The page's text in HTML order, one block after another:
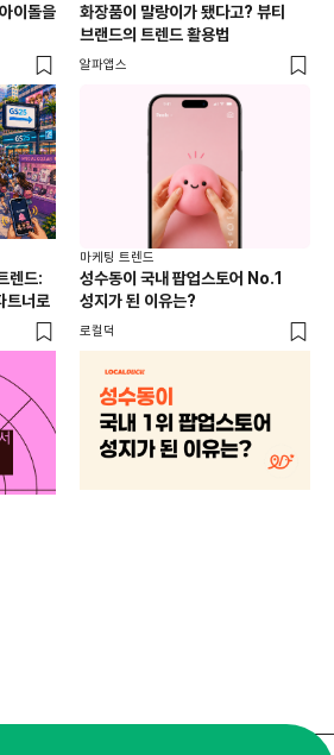
이돌을
화장품이 말랑이가 됐다고? 뷰티
브랜드의 트렌드 활용법
알파앱스
렌드:
트너로
마케팅 트렌드
성수동이 국내 팝업스토어 No.1
성지가 된 이유는?
로컬덕